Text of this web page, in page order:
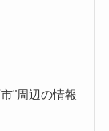
"周辺の情報